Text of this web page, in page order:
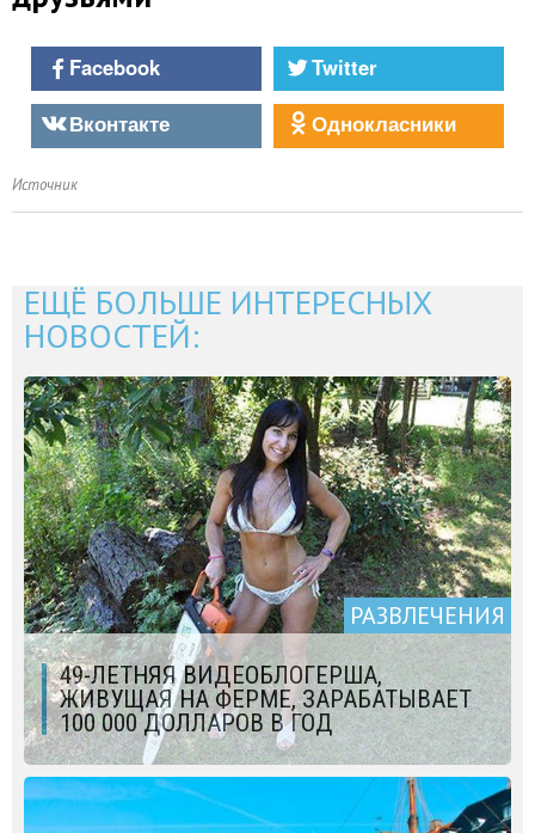
Facebook
Twitter
Вконтакте
Однокласники
Источник
ЕЩЁ БОЛЬШЕ ИНТЕРЕСНЫХ
НОВОСТЕЙ:
РАЗВЛЕЧЕНИЯ
49-ЛЕТНЯЯ ВИДЕОБЛОГЕРША,
ЖИВУЩАЯ НА ФЕРМЕ, ЗАРАБАТЫВАЕТ
100 000 ДОЛЛАРОВ В ГОД